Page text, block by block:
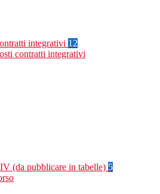
integrativi 12
contratti integrativi
(da pubblicare in tabelle) 5